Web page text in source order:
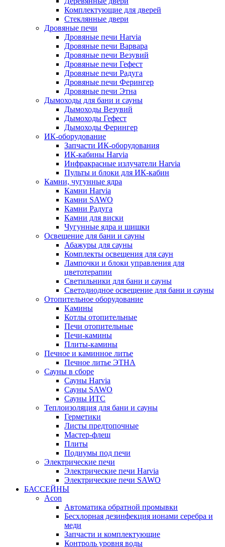
Комплектующие для дверей
Стеклянные двери
Дровяные печи
Дровяные печи Harvia
Дровяные печи Варвара
Дровяные печи Везувий
Дровяные печи Гефест
Дровяные печи Радуга
Дровяные печи Ферингер
Дровяные печи Этна
Дымоходы для бани и сауны
Дымоходы Везувий
Дымоходы Гефест
Дымоходы Ферингер
ИК-оборудование
Запчасти ИК-оборудования
ИК-кабины Harvia
Инфракрасные излучатели Harvia
Пульты и блоки для ИК-кабин
Камни, чугунные ядра
Камни Harvia
Камни SAWO
Камни Радуга
Камни для виски
Чугунные ядра и шишки
Освещение для бани и сауны
Абажуры для сауны
Комплекты освещения для саун
Лампочки и блоки управления для
цветотерапии
Светильники для бани и сауны
Светодиодное освещение для бани и сауны
Отопительное оборудование
Камины
Котлы отопительные
Печи отопительные
Печи-камины
Плиты-камины
Печное и каминное литье
Печное литье ЭТНА
Сауны в сборе
Cауны Harvia
Сауны SAWO
Сауны ИТС
Теплоизоляция для бани и сауны
Герметики
Листы предтопочные
Мастер-флеш
Плиты
Подиумы под печи
Электрические печи
Электрические печи Harvia
Электрические печи SAWO
БАССЕЙНЫ
Acon
Автоматика обратной промывки
Беcхлорная дезинфекция ионами серебра и
меди
Запчасти и комплектующие
Контроль уровня воды